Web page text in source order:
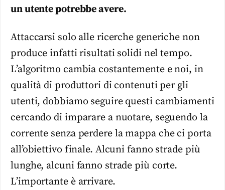
un utente potrebbe avere.
Attaccarsi solo alle ricerche generiche non
produce infatti risultati solidi nel tempo.
L’algoritmo cambia costantemente e noi, in
qualità di produttori di contenuti per gli
utenti, dobbiamo seguire questi cambiamenti
cercando di imparare a nuotare, seguendo la
corrente senza perdere la mappa che ci porta
all’obiettivo finale. Alcuni fanno strade più
lunghe, alcuni fanno strade più corte.
L’importante è arrivare.